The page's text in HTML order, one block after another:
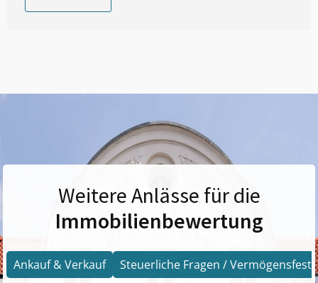
Weitere Anlässe für die
Immobilienbewertung
Ankauf & Verkauf Steuerliche Fragen /